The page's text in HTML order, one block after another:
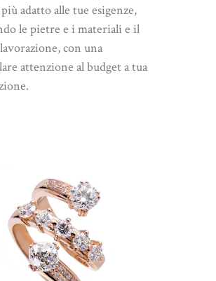
più adatto alle tue esigenze,
le pietre e i materiali e il
con una
attenzione al budget a tua